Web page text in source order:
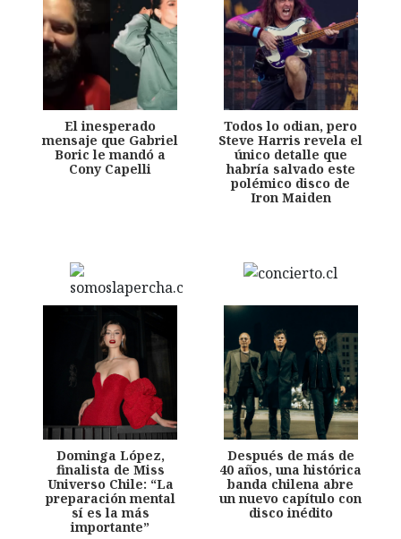
El inesperado
mensaje que Gabriel
Boric le mandó a
Cony Capelli
Todos lo odian, pero
Steve Harris revela el
único detalle que
habría salvado este
polémico disco de
Iron Maiden
Dominga López,
finalista de Miss
Universo Chile: “La
preparación mental
sí es la más
importante”
Después de más de
40 años, una histórica
banda chilena abre
un nuevo capítulo con
disco inédito